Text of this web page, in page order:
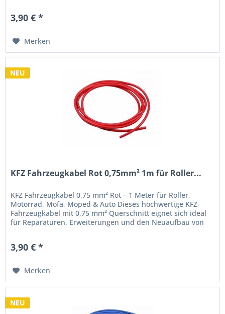
3,90 € *
Merken
NEU
KFZ Fahrzeugkabel Rot 0,75mm² 1m für Roller...
KFZ Fahrzeugkabel 0,75 mm² Rot – 1 Meter für Roller,
Motorrad, Mofa, Moped & Auto Dieses hochwertige KFZ-
Fahrzeugkabel mit 0,75 mm² Querschnitt eignet sich ideal
für Reparaturen, Erweiterungen und den Neuaufbau von
3,90 € *
Merken
NEU